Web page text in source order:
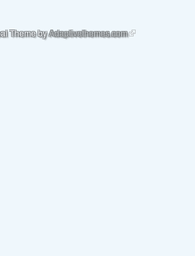
Theme byAdaptivethemes.com(link is external)